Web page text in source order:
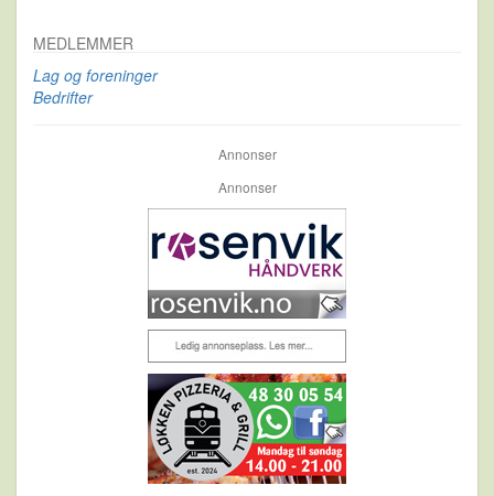
MEDLEMMER
Lag og foreninger
Bedrifter
Annonser
Annonser